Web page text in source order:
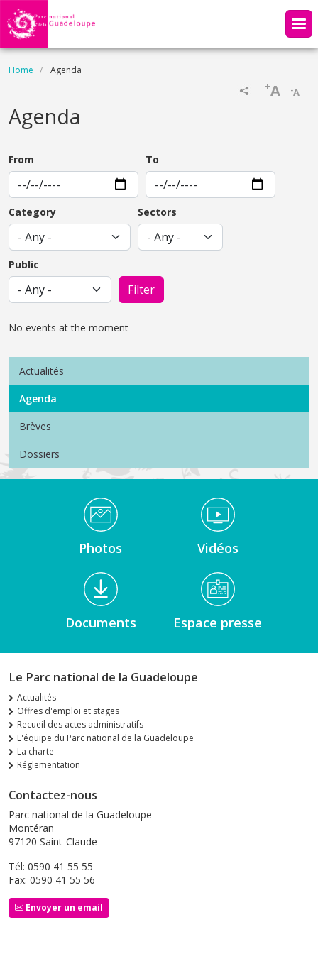
Skip to main content
Breadcrumb
Home Agenda
-A
+A
Agenda
From To
Category Sectors
Public
No events at the moment
Menu Actualités
Actualités
Agenda
Brèves
Dossiers
Médiathèque Footer
Photos Vidéos
Documents Espace presse
Le Parc national de la Guadeloupe
Actualités
Offres d'emploi et stages
Recueil des actes administratifs
L'équipe du Parc national de la Guadeloupe
La charte
Réglementation
Contactez-nous
Parc national de la Guadeloupe
Montéran
97120 Saint-Claude
Tél: 0590 41 55 55
Fax: 0590 41 55 56
Envoyer un email